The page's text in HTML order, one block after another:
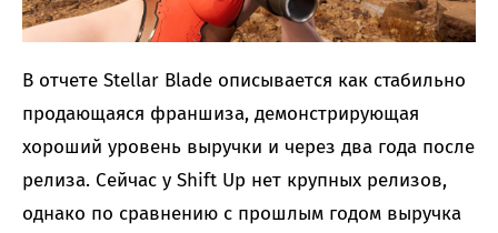
В отчете Stellar Blade описывается как стабильно
продающаяся франшиза, демонстрирующая
хороший уровень выручки и через два года после
релиза. Сейчас у Shift Up нет крупных релизов,
однако по сравнению с прошлым годом выручка